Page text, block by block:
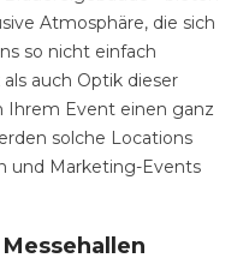
Atmosphäre, die sich
so nicht einfach
auch Optik dieser
Ihrem Event einen ganz
solche Locations
und Marketing-Events